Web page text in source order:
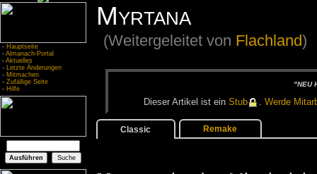
- Hauptseite
- Almanach-Portal
- Aktuelles
- Letzte Änderungen
- Mitmachen
- Zufällige Seite
- Hilfe
Myrtana
(Weitergeleitet von Flachland)
"NEU
Die­ser Ar­ti­kel ist ein Stub Wer­de
Classic Remake